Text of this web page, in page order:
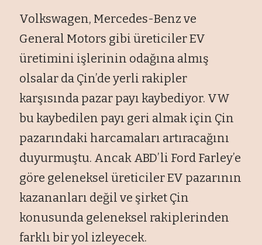
Volkswagen, Mercedes-Benz ve
General Motors gibi üreticiler EV
üretimini işlerinin odağına almış
olsalar da Çin’de yerli rakipler
karşısında pazar payı kaybediyor. VW
bu kaybedilen payı geri almak için Çin
pazarındaki harcamaları artıracağını
duyurmuştu. Ancak ABD’li Ford Farley’e
göre geleneksel üreticiler EV pazarının
kazananları değil ve şirket Çin
konusunda geleneksel rakiplerinden
farklı bir yol izleyecek.